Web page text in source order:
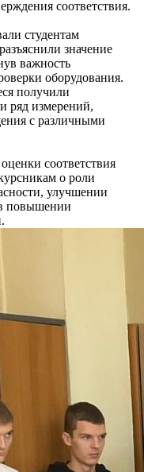
соответствия.
студентам
значение
важность
оборудования.
получили
ряд измерений,
с различными
соответствия
о роли
улучшении
повышении